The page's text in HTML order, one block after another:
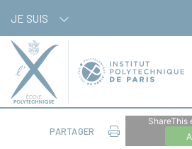
au
contenu
principal
JE SUIS
PARTAGER
ShareThis